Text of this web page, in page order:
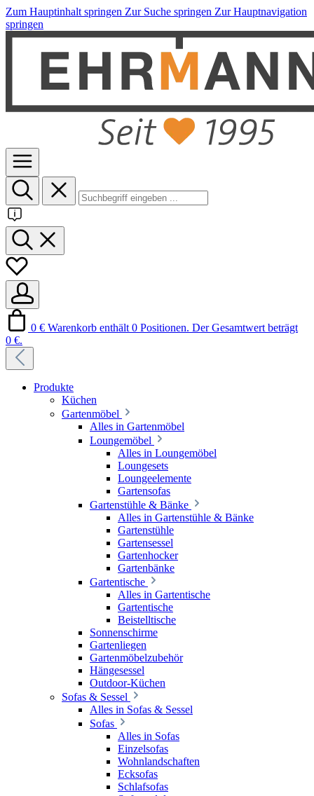
Zum Hauptinhalt springen Zur Suche springen Zur Hauptnavigation
springen
0 € Warenkorb enthält 0 Positionen. Der Gesamtwert beträgt
0 €.
Produkte
Küchen
Gartenmöbel
Alles in Gartenmöbel
Loungemöbel
Alles in Loungemöbel
Loungesets
Loungeelemente
Gartensofas
Gartenstühle & Bänke
Alles in Gartenstühle & Bänke
Gartenstühle
Gartensessel
Gartenhocker
Gartenbänke
Gartentische
Alles in Gartentische
Gartentische
Beistelltische
Sonnenschirme
Gartenliegen
Gartenmöbelzubehör
Hängesessel
Outdoor-Küchen
Sofas & Sessel
Alles in Sofas & Sessel
Sofas
Alles in Sofas
Einzelsofas
Wohnlandschaften
Ecksofas
Schlafsofas